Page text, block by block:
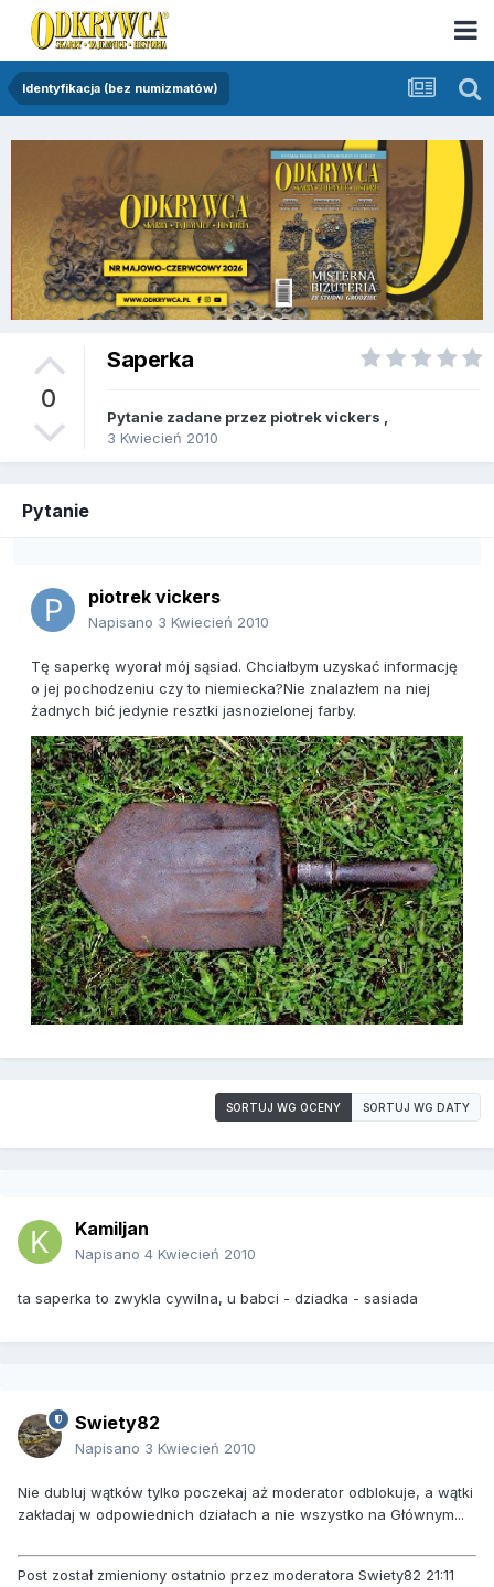
Identyfikacja (bez numizmatów)
0
Saperka
Pytanie zadane przez piotrek vickers
3 Kwiecień 2010
Pytanie
piotrek vickers
Napisano 3 Kwiecień 2010
Tę saperkę wyorał mój sąsiad. Chciałbym uzyskać informację
o jej pochodzeniu czy to niemiecka?Nie znalazłem na niej
żadnych bić jedynie resztki jasnozielonej farby.
SORTUJ WG OCENY SORTUJ WG DATY
Kamiljan
Napisano 4 Kwiecień 2010
ta saperka to zwykla cywilna, u babci - dziadka - sasiada
Swiety82
Napisano 3 Kwiecień 2010
Nie dubluj wątków tylko poczekaj aż moderator odblokuje, a wątki
zakładaj w odpowiednich działach a nie wszystko na Głównym...
Post został zmieniony ostatnio przez moderatora Swiety82 21:11